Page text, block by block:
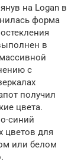
на Logan в
форма
в
с
получил
цвета.
синий
для
или белом